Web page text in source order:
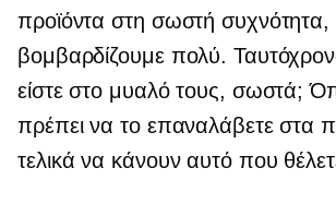
προϊόντα στη σωστή συχνότητα,
βομβαρδίζουμε πολύ.
είστε στο μυαλό τους, σωστά;
πρέπει να το επαναλάβετε στα
τελικά να κάνουν αυτό που